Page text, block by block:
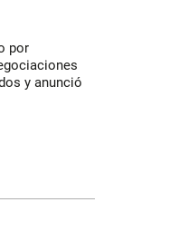
por
y anunció